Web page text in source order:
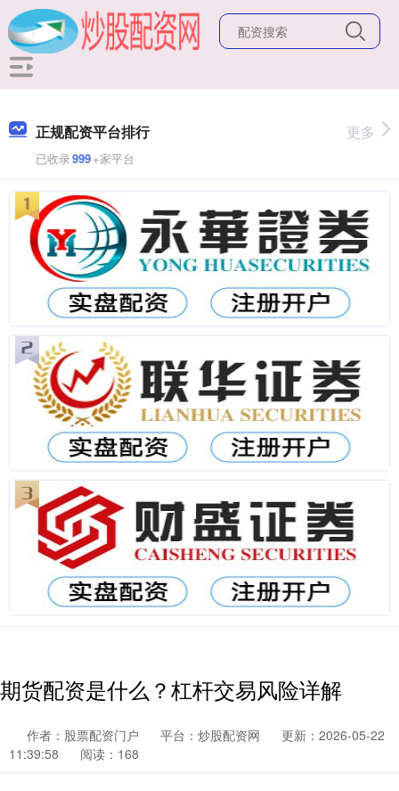
正规配资平台排行
已收录999+家平台
更多
期货配资是什么？杠杆交易风险详解
作者：股票配资门户 平台：炒股配资网
更新：2026-05-22
11:39:58
阅读：168